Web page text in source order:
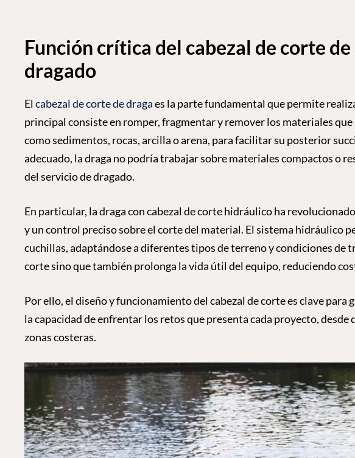
Función crítica del cabezal de corte
dragado
El cabezal de corte de dragaes la parte fundamental que permite
principal consiste en romper, fragmentar y remover los materiales
como sedimentos, rocas, arcilla o arena, para facilitar su posterior
adecuado, la draga no podría trabajar sobre materiales compactos o
del servicio de dragado.
En particular, la draga con cabezal de corte hidráulico ha
y un control preciso sobre el corte del material. El sistema hidráulico
cuchillas, adaptándose a diferentes tipos de terreno y condiciones de
corte sino que también prolonga la vida útil del equipo, reduciendo
Por ello, el diseño y funcionamiento del cabezal de corte es clave
la capacidad de enfrentar los retos que presenta cada proyecto,
zonas costeras.